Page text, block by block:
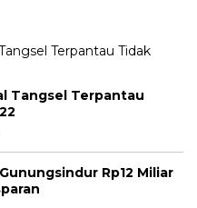
Tangsel Terpantau
Rp12 Miliar